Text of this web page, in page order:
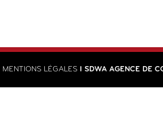
MENTIONS LÉGALESI SDWA AGENCE DE